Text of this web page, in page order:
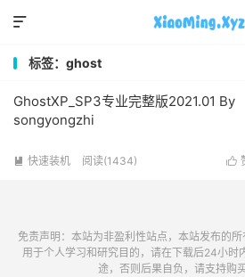

标签：ghost
GhostXP_SP3专业完整版2021.01 By
songyongzhi

 快速装机 阅读(1434)
免责声明：本站为非盈利性站点，本站发布的
用于个人学习和研究目的，请在下载后24小时
途，否则后果自负，请支持购